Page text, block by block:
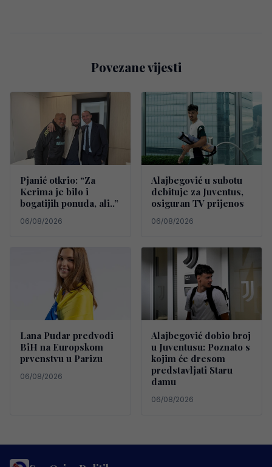
Povezane vijesti
Pjanić otkrio: “Za
Kerima je bilo i
bogatijih ponuda, ali..”
06/08/2026
Alajbegović u subotu
debituje za Juventus,
osiguran TV prijenos
06/08/2026
Lana Pudar predvodi
BiH na Europskom
prvenstvu u Parizu
06/08/2026
Alajbegović dobio broj
u Juventusu: Poznato s
kojim će dresom
predstavljati Staru
damu
06/08/2026